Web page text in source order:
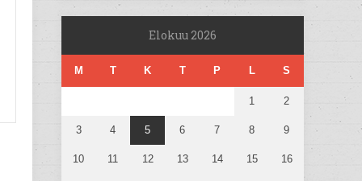
Elokuu 2026
M T K T P L S
1 2
3 4 5 6 7 8 9
10 11 12 13 14 15 16